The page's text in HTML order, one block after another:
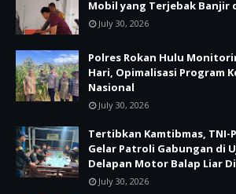
Mobil yang Terjebak Banjir
July 30, 2026
Polres Rokan Hulu
Hari, Opimalisasi Program
Nasional
July 30, 2026
Tertibkan Kamtibmas, TNI-
Gelar Patroli Gabungan di
Delapan Motor Balap Liar
July 30, 2026